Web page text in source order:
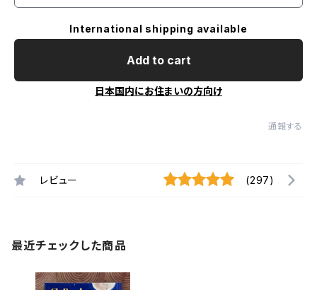
International shipping available
Add to cart
日本国内にお住まいの方向け
通報する
レビュー (297)
最近チェックした商品